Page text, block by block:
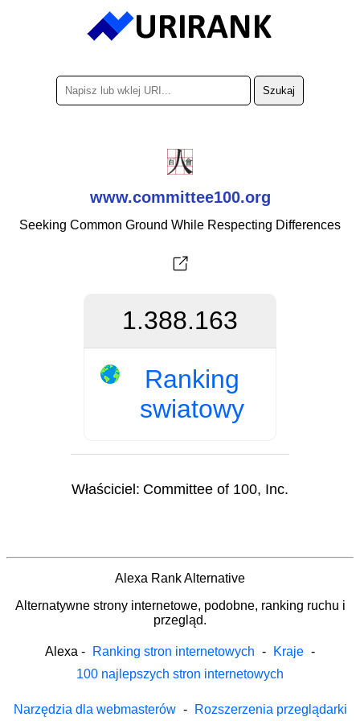
www.committee100.org
Seeking Common Ground While Respecting Differences
1.388.163
Ranking
swiatowy
Właściciel: Committee of 100, Inc.
Alexa Rank Alternative
Alternatywne strony internetowe, podobne, ranking ruchu i
przegląd.
Alexa - Ranking stron internetowych - Kraje -
100 najlepszych stron internetowych
Narzędzia dla webmasterów - Rozszerzenia przeglądarki